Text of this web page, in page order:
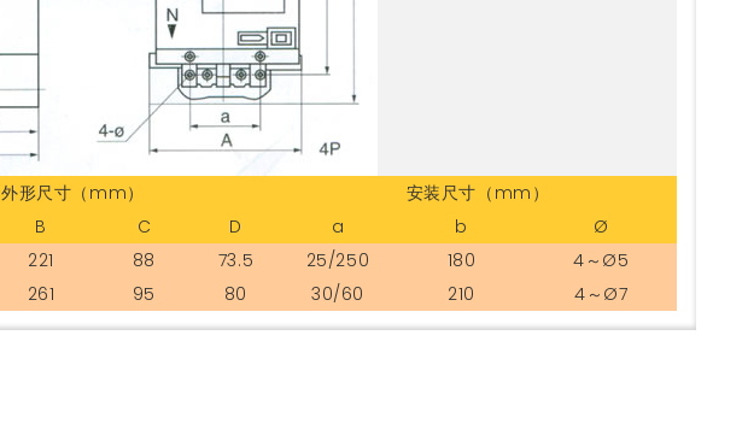
外形尺寸（mm）
安装尺寸（mm）
B C D a b
Ø
221 88 73.5 25/250 180
4～Ø5
261 95 80 30/60 210 4～Ø7